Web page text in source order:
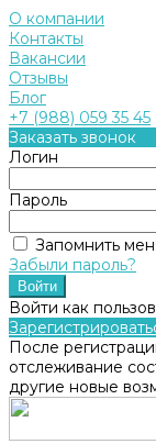
О компании
Контакты
Вакансии
Отзывы
Блог
+7 (988) 059 35 45
Заказать звонок
Логин
Пароль
Запомнить
Забыли пароль?
Войти как
После
отслеживание
другие новые